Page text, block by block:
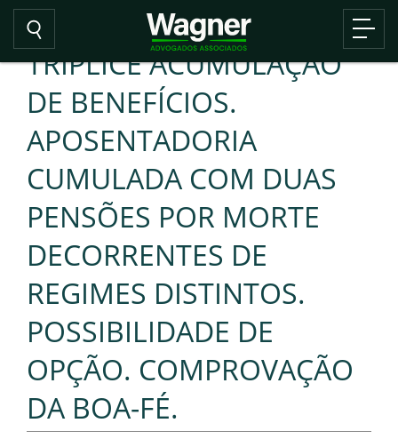
TRÍPLICE ACUMULAÇÃO
DE BENEFÍCIOS.
APOSENTADORIA
CUMULADA COM DUAS
PENSÕES POR MORTE
DECORRENTES DE
REGIMES DISTINTOS.
POSSIBILIDADE DE
OPÇÃO. COMPROVAÇÃO
DA BOA-FÉ.